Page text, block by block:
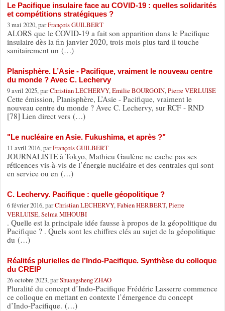
Le Pacifique insulaire face au COVID-19 : quelles solidarités
et compétitions stratégiques ?
3 mai 2020, parFrançois GUILBERT
ALORS que le COVID-19 a fait son apparition dans le Pacifique
insulaire dès la fin janvier 2020, trois mois plus tard il touche
sanitairement un (…)
Planisphère. L’Asie - Pacifique, vraiment le nouveau centre
du monde ? Avec C. Lechervy
9 avril 2025, parChristian LECHERVY, Emilie BOURGOIN, Pierre VERLUISE
Cette émission, Planisphère, L’Asie - Pacifique, vraiment le
nouveau centre du monde ? Avec C. Lechervy, sur RCF - RND
[78] Lien direct vers (…)
"Le nucléaire en Asie. Fukushima, et après ?"
11 avril 2016, parFrançois GUILBERT
JOURNALISTE à Tokyo, Mathieu Gaulène ne cache pas ses
réticences vis-à-vis de l’énergie nucléaire et des centrales qui sont
en service ou en (…)
C. Lechervy. Pacifique : quelle géopolitique ?
6 février 2016, parChristian LECHERVY, Fabien HERBERT, Pierre
VERLUISE, Selma MIHOUBI
. Quelle est la principale idée fausse à propos de la géopolitique du
Pacifique ? . Quels sont les chiffres clés au sujet de la géopolitique
du (…)
Réalités plurielles de l’Indo-Pacifique. Synthèse du colloque
du CREIP
26 octobre 2023, parShuangsheng ZHAO
Pluralité du concept d’Indo-Pacifique Frédéric Lasserre commence
ce colloque en mettant en contexte l’émergence du concept
d’Indo-Pacifique. (…)